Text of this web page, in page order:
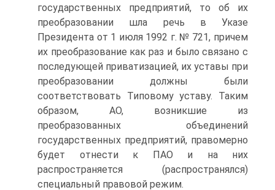
государственных предприятий, то об их
преобразовании шла речь в Указе
Президента от 1 июля 1992 г. № 721, причем
их преобразование как раз и было связано с
последующей приватизацией, их уставы при
преобразовании должны были
соответствовать Типовому уставу. Таким
образом, АО, возникшие из
преобразованных объединений
государственных предприятий, правомерно
будет отнести к ПАО и на них
распространяется (распространялся)
специальный правовой режим.